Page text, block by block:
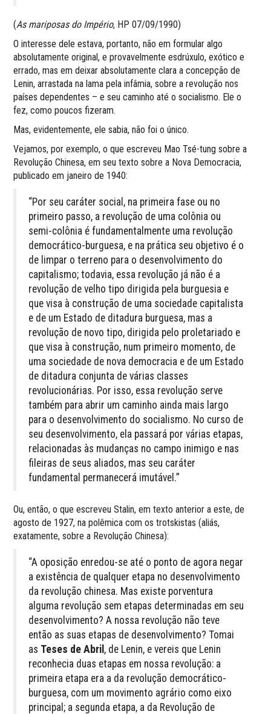
(As mariposas do Império, HP 07/09/1990)
O interesse dele estava, portanto, não em formular algo
absolutamente original, e provavelmente esdrúxulo, exótico e
errado, mas em deixar absolutamente clara a concepção de
Lenin, arrastada na lama pela infâmia, sobre a revolução nos
países dependentes – e seu caminho até o socialismo. Ele o
fez, como poucos fizeram.
Mas, evidentemente, ele sabia, não foi o único.
Vejamos, por exemplo, o que escreveu Mao Tsé-tung sobre a
Revolução Chinesa, em seu texto sobre a Nova Democracia,
publicado em janeiro de 1940:
“Por seu caráter social, na primeira fase ou no
primeiro passo, a revolução de uma colônia ou
semi-colônia é fundamentalmente uma revolução
democrático-burguesa, e na prática seu objetivo é o
de limpar o terreno para o desenvolvimento do
capitalismo; todavia, essa revolução já não é a
revolução de velho tipo dirigida pela burguesia e
que visa à construção de uma sociedade capitalista
e de um Estado de ditadura burguesa, mas a
revolução de novo tipo, dirigida pelo proletariado e
que visa à construção, num primeiro momento, de
uma sociedade de nova democracia e de um Estado
de ditadura conjunta de várias classes
revolucionárias. Por isso, essa revolução serve
também para abrir um caminho ainda mais largo
para o desenvolvimento do socialismo. No curso de
seu desenvolvimento, ela passará por várias etapas,
relacionadas às mudanças no campo inimigo e nas
fileiras de seus aliados, mas seu caráter
fundamental permanecerá imutável.”
Ou, então, o que escreveu Stalin, em texto anterior a este, de
agosto de 1927, na polêmica com os trotskistas (aliás,
exatamente, sobre a Revolução Chinesa):
“A oposição enredou-se até o ponto de agora negar
a existência de qualquer etapa no desenvolvimento
da revolução chinesa. Mas existe porventura
alguma revolução sem etapas determinadas em seu
desenvolvimento? A nossa revolução não teve
então as suas etapas de desenvolvimento? Tomai
as Teses de Abril , de Lenin, e vereis que Lenin
reconhecia duas etapas em nossa revolução: a
primeira etapa era a da revolução democrático-
burguesa, com um movimento agrário como eixo
principal; a segunda etapa, a da Revolução de